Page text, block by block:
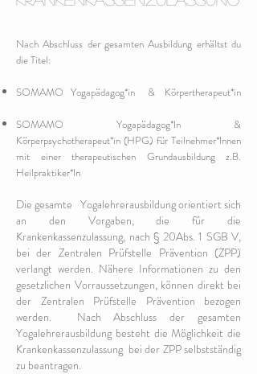
Nach Abschluss der gesamten Ausbildung erhältst du
die Titel:
SOMAMO Yogapädagog*in & Körpertherapeut*in
SOMAMO Yogapädagog*In &
Körperpsychotherapeut*in (HPG) für Teilnehmer*Innen
mit einer therapeutischen Grundausbildung z.B.
Heilpraktiker*In
Die gesamte Yogalehrerausbildung orientiert sich
an den Vorgaben, die für die
Krankenkassenzulassung, nach § 20Abs. 1 SGB V,
bei der Zentralen Prüfstelle Prävention (ZPP)
verlangt werden. Nähere Informationen zu den
gesetzlichen Vorraussetzungen, können direkt bei
der Zentralen Prüfstelle Prävention bezogen
werden.
Nach Abschluss der gesamten
Yogalehrerausbildung besteht die Möglichkeit die
Krankenkassenzulassung bei der ZPP selbstständig
zu beantragen.